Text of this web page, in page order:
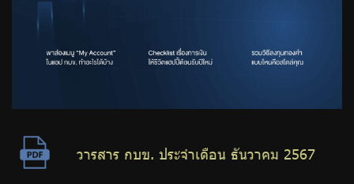
วารสาร กบข. ประจำเดือน ธันวาคม 2567